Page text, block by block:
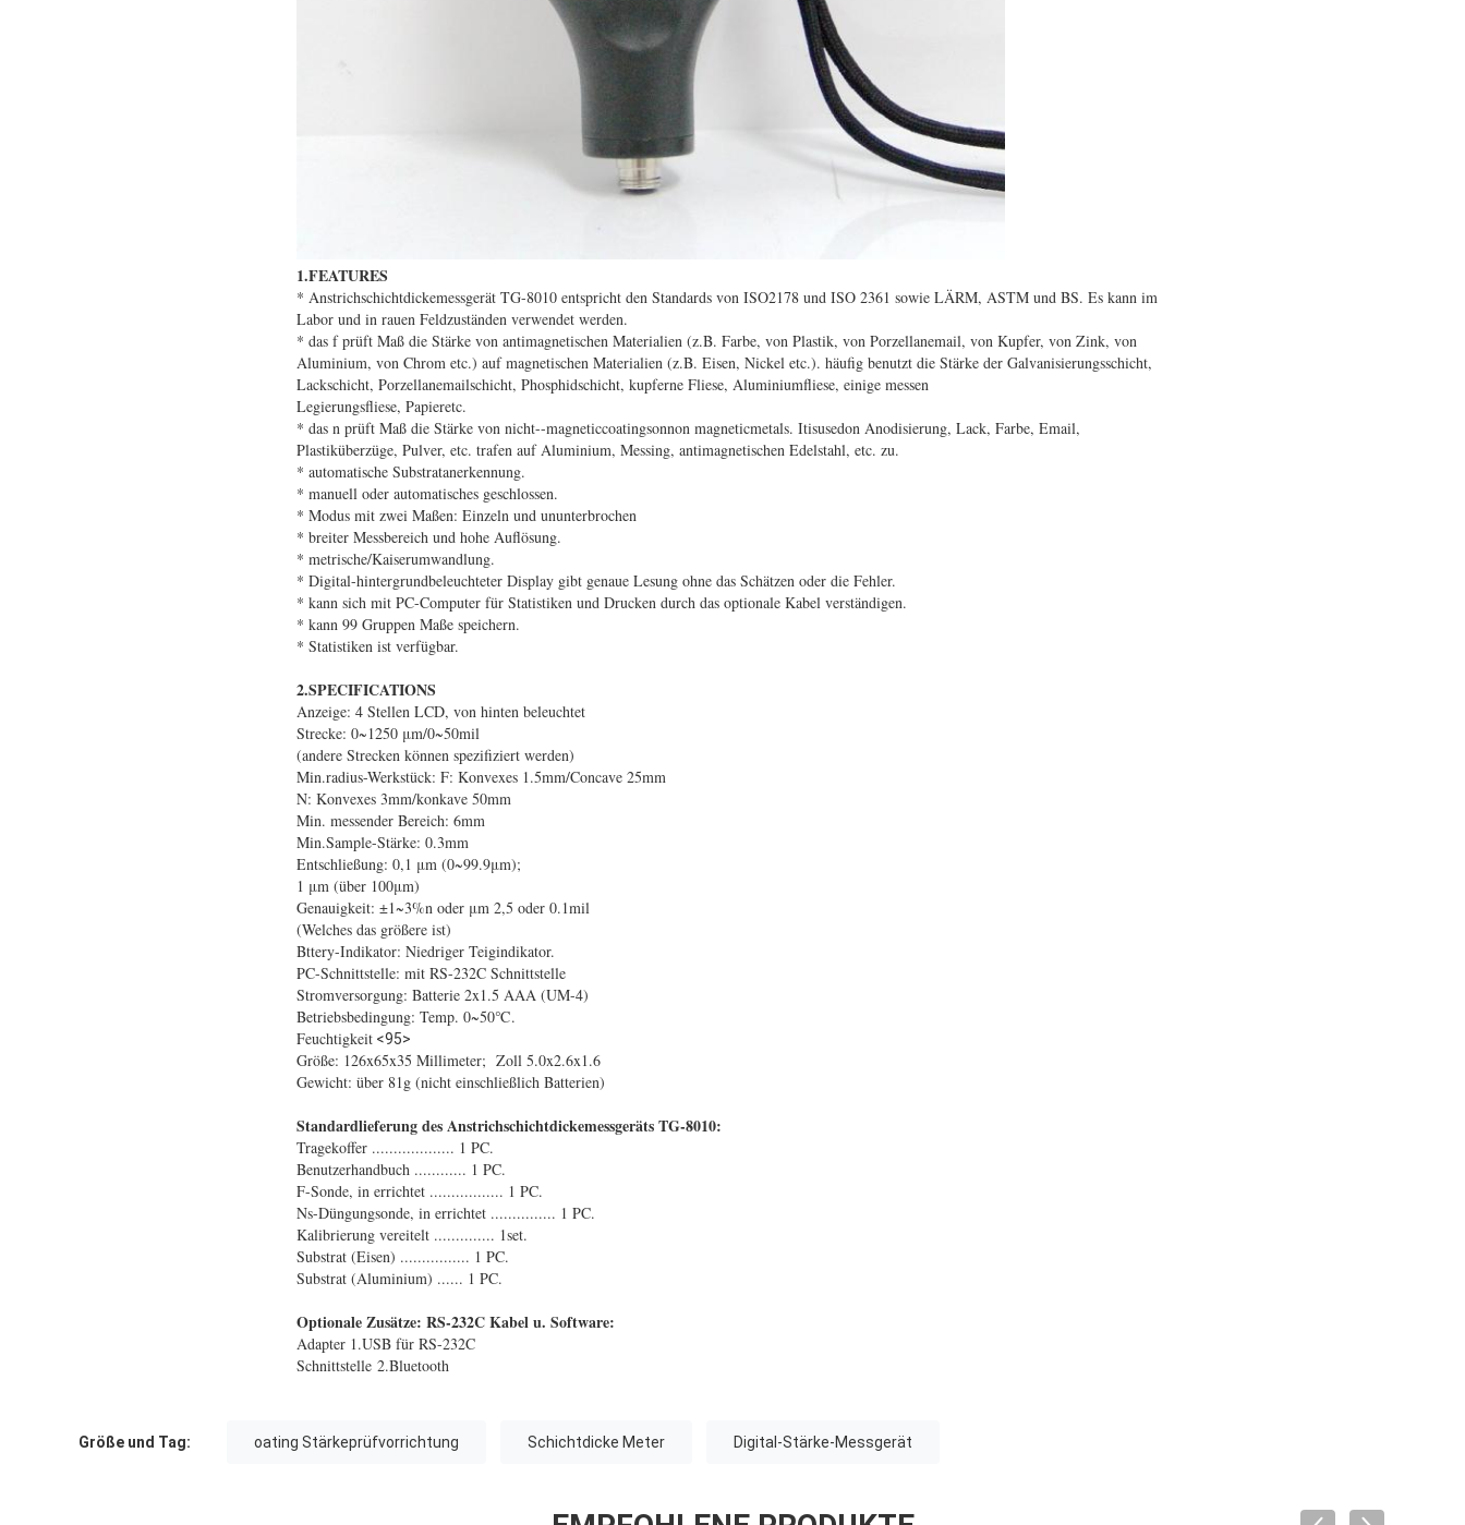
1.FEATURES
* Anstrichschichtdickemessgerät TG-8010 entspricht den Standards von ISO2178 und ISO 2361 sowie LÄRM, ASTM und BS. Es kann im
Labor und in rauen Feldzuständen verwendet werden.
* das f prüft Maß die Stärke von antimagnetischen Materialien (z.B. Farbe, von Plastik, von Porzellanemail, von Kupfer, von Zink, von
Aluminium, von Chrom etc.) auf magnetischen Materialien (z.B. Eisen, Nickel etc.). häufig benutzt die Stärke der Galvanisierungsschicht,
Lackschicht, Porzellanemailschicht, Phosphidschicht, kupferne Fliese, Aluminiumfliese, einige messen
Legierungsfliese, Papieretc.
* das n prüft Maß die Stärke von nicht--magneticcoatingsonnon magneticmetals. Itisusedon Anodisierung, Lack, Farbe, Email,
Plastiküberzüge, Pulver, etc. trafen auf Aluminium, Messing, antimagnetischen Edelstahl, etc. zu.
* automatische Substratanerkennung.
* manuell oder automatisches geschlossen.
* Modus mit zwei Maßen: Einzeln und ununterbrochen
* breiter Messbereich und hohe Auflösung.
* metrische/Kaiserumwandlung.
* Digital-hintergrundbeleuchteter Display gibt genaue Lesung ohne das Schätzen oder die Fehler.
* kann sich mit PC-Computer für Statistiken und Drucken durch das optionale Kabel verständigen.
* kann 99 Gruppen Maße speichern.
* Statistiken ist verfügbar.
2.SPECIFICATIONS
Anzeige: 4 Stellen LCD, von hinten beleuchtet
Strecke: 0~1250 μm/0~50mil
(andere Strecken können spezifiziert werden)
Min.radius-Werkstück: F: Konvexes 1.5mm/Concave 25mm
N: Konvexes 3mm/konkave 50mm
Min. messender Bereich: 6mm
Min.Sample-Stärke: 0.3mm
Entschließung: 0,1 μm (0~99.9μm);
1 μm (über 100μm)
Genauigkeit: ±1~3%n oder μm 2,5 oder 0.1mil
(Welches das größere ist)
Bttery-Indikator: Niedriger Teigindikator.
PC-Schnittstelle: mit RS-232C Schnittstelle
Stromversorgung: Batterie 2x1.5 AAA (UM-4)
Betriebsbedingung: Temp. 0~50℃.
Feuchtigkeit <95>
Größe: 126x65x35 Millimeter; Zoll 5.0x2.6x1.6
Gewicht: über 81g (nicht einschließlich Batterien)
Standardlieferung desAnstrichschichtdickemessgeräts TG-8010:
Tragekoffer ................... 1 PC.
Benutzerhandbuch ............ 1 PC.
F-Sonde, in errichtet ................. 1 PC.
Ns-Düngungsonde, in errichtet ............... 1 PC.
Kalibrierung vereitelt .............. 1set.
Substrat (Eisen) ................ 1 PC.
Substrat (Aluminium) ...... 1 PC.
Optionale Zusätze: RS-232C Kabel u. Software:
Adapter 1.USB für RS-232C
Schnittstelle 2.Bluetooth
Größe und Tag: oating Stärkeprüfvorrichtung Schichtdicke Meter Digital-Stärke-Messgerät